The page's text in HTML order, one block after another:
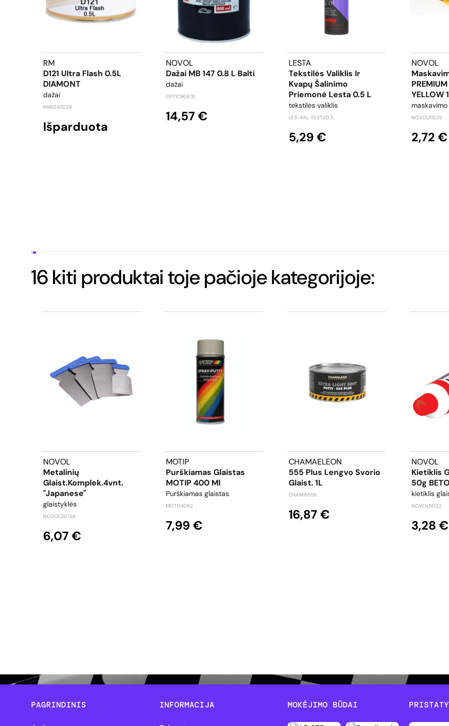
RM
D121 Ultra Flash 0.5L
DIAMONT
dažai
RM50411239
Išparduota
NOVOL
Dažai MB 147 0.8 L Balti
dažai
OPTIC90674
14,57 €
LESTA
Tekstilės Valiklis Ir
Kvapų Šalinimo
Priemonė Lesta 0.5 L
tekstilės valiklis
LES-AKL-TEXTI/0.5
5,29 €
NOVOL
YELLOW
NOVOL91235
2,72 €
16 kiti produktai toje pačioje kategorijoje:
NOVOL
Metalinių
Glaist.komplek.4vnt.
"Japanese"
glaistyklės
NOVOL39734
6,07 €
MOTIP
Purškiamas Glaistas
MOTIP 400 Ml
Purškiamas glaistas
MOT04062
7,99 €
CHAMAELEON
555 Plus Lengvo Svorio
Glaist. 1L
CHAM15556
16,87 €
NOVOL
Kietiklis
50g
kietiklis
NOVOL5022
3,28 €
PAGRINDINIS INFORMACIJA MOKĖJIMO BŪDAI